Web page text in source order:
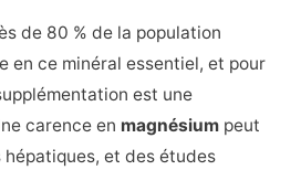
de 80 % de la population
en ce minéral essentiel, et pour
est une
carence en magnésiumpeut
et des études